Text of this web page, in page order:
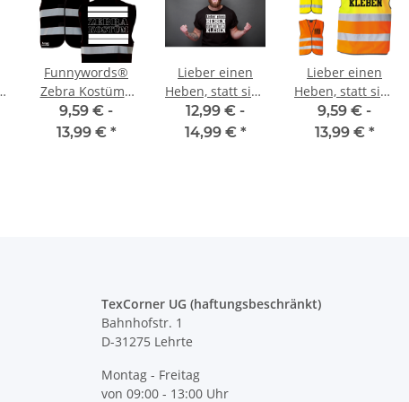
Funnywords®
Zebra Kostüm -
Warnweste
schwarz JGA
9,59 € -
13,99 € *
Lieber einen
Heben, statt sich
fest zu Kleben
T-Shirt JGA
12,99 € -
14,99 € *
Lieber einen
Heben, statt sich
fest zu Kleben
Warnweste JGA,
9,59 € -
13,99 € *
TexCorner UG (haftungsbeschränkt)
Bahnhofstr. 1
D-31275 Lehrte
Montag - Freitag
von 09:00 - 13:00 Uhr